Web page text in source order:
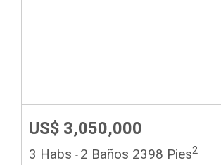
US$ 3,050,000
3 Habs - 2 Baños 2398 Pies2